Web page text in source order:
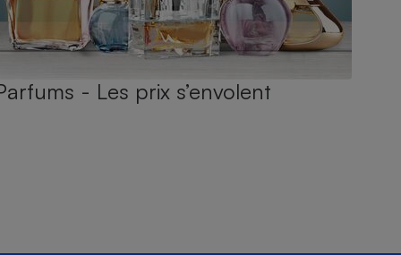
- Les prix s’envolent